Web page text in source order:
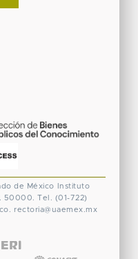
de México
Instituto
50000. Tel. (01-722)
rectoria@uaemex.mx